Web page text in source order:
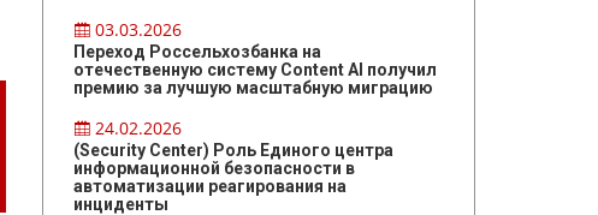
03.03.2026
Переход Россельхозбанка на
отечественную систему Content AI получил
премию за лучшую масштабную миграцию
24.02.2026
(Security Center) Роль Единого центра
информационной безопасности в
автоматизации реагирования на
инциденты